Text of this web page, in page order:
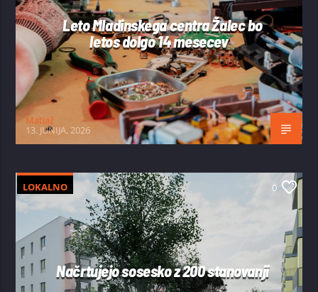
Leto Mladinskega centra Žalec bo
letos dolgo 14 mesecev
Matjaž
13. JUNIJA, 2026
LOKALNO 0
Načrtujejo sosesko z 200 stanovanji